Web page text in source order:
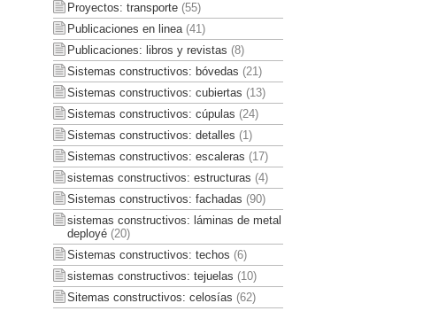
Proyectos: transporte(55)
Publicaciones en linea(41)
Publicaciones: libros y revistas (8)
Sistemas constructivos: bóvedas (21)
Sistemas constructivos: cubiertas (13)
Sistemas constructivos: cúpulas (24)
Sistemas constructivos: detalles (1)
Sistemas constructivos: escaleras (17)
sistemas constructivos: estructuras (4)
Sistemas constructivos: fachadas (90)
sistemas constructivos: láminas de metal
deployé(20)
Sistemas constructivos: techos (6)
sistemas constructivos: tejuelas (10)
Sitemas constructivos: celosías (62)